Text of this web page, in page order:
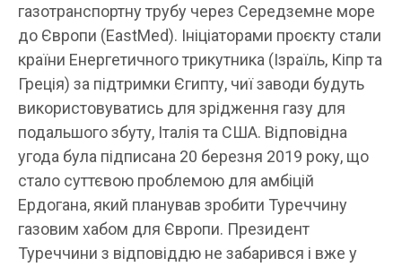
газотранспортну трубу через Середземне море
до Європи (EastMed). Ініціаторами проєкту стали
країни Енергетичного трикутника (Ізраїль, Кіпр та
Греція) за підтримки Єгипту, чиї заводи будуть
використовуватись для зрідження газу для
подальшого збуту, Італія та США. Відповідна
угода була підписана 20 березня 2019 року, що
стало суттєвою проблемою для амбіцій
Ердогана, який планував зробити Туреччину
газовим хабом для Європи. Президент
Туреччини з відповіддю не забарився і вже у